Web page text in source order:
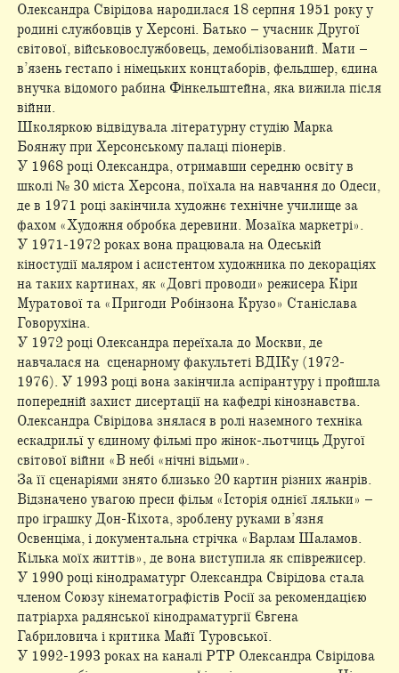
Олександра Свірідова народилася 18 серпня 1951 року у
родині службовців у Херсоні. Батько – учасник Другої
світової, військовослужбовець, демобілізований. Мати –
в’язень гестапо і німецьких концтаборів, фельдшер, єдина
внучка відомого рабина Фінкельштейна, яка вижила після
війни.
Школяркою відвідувала літературну студію Марка
Боянжу при Херсонському палаці піонерів.
У 1968 році Олександра, отримавши середню освіту в
школі № 30 міста Херсона, поїхала на навчання до Одеси,
де в 1971 році закінчила художнє технічне училище за
фахом «Художня обробка деревини. Мозаїка маркетрі».
У 1971-1972 роках вона працювала на Одеській
кіностудії маляром і асистентом художника по декораціях
на таких картинах, як «Довгі проводи» режисера Кіри
Муратової та «Пригоди Робінзона Крузо» Станіслава
Говорухіна.
У 1972 році Олександра переїхала до Москви, де
навчалася на сценарному факультеті ВДІКу (1972-
1976). У 1993 році вона закінчила аспірантуру і пройшла
попередній захист дисертації на кафедрі кінознавства.
Олександра Свірідова знялася в ролі наземного техніка
ескадрильї у єдиному фільмі про жінок-льотчиць Другої
світової війни «В небі «нічні відьми».
За її сценаріями знято близько 20 картин різних жанрів.
Відзначено увагою преси фільм «Історія однієї ляльки» –
про іграшку Дон-Кіхота, зроблену руками в’язня
Освенціма, і документальна стрічка «Варлам Шаламов.
Кілька моїх життів», де вона виступила як співрежисер.
У 1990 році кінодраматург Олександра Свірідова стала
членом Союзу кінематографістів Росії за рекомендацією
патріарха радянської кінодраматургії Євгена
Габриловича і критика Майї Туровської.
У 1992-1993 роках на каналі РТР Олександра Свірідова